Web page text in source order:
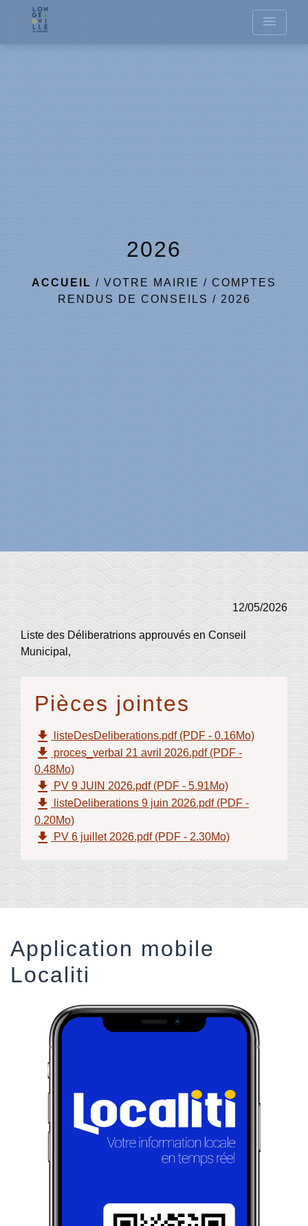
menu
2026
ACCUEIL / VOTRE MAIRIE / COMPTES
RENDUS DE CONSEILS / 2026
12/05/2026
Liste des Déliberatrions approuvés en Conseil
Municipal,
Pièces jointes
file_download listeDesDeliberations.pdf (PDF - 0.16Mo)
file_download proces_verbal 21 avril 2026.pdf (PDF -
0.48Mo)
file_download PV 9 JUIN 2026.pdf (PDF - 5.91Mo)
file_download
listeDeliberations 9 juin 2026.pdf (PDF -
0.20Mo)
file_download PV 6 juillet 2026.pdf (PDF - 2.30Mo)
Application mobile
Localiti